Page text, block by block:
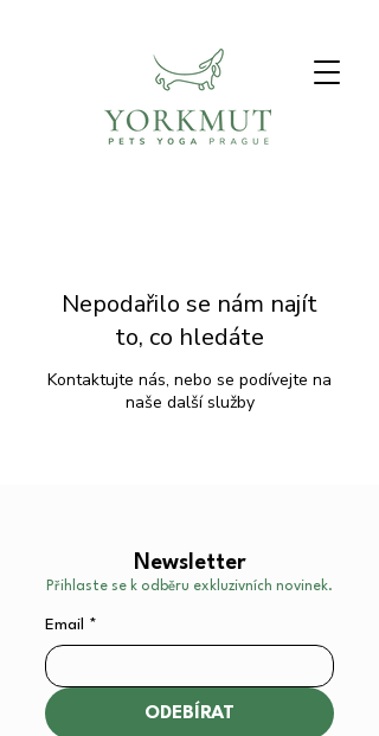
Nepodařilo se nám najít
to, co hledáte
Kontaktujte nás, nebo se podívejte na
naše další služby
Newsletter
Přihlaste se k odběru exkluzivních novinek.
Email *
ODEBÍRAT